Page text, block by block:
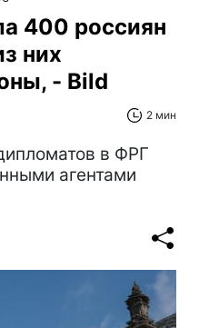
400 россиян
них
- Bild
2 мин
в ФРГ
агентами